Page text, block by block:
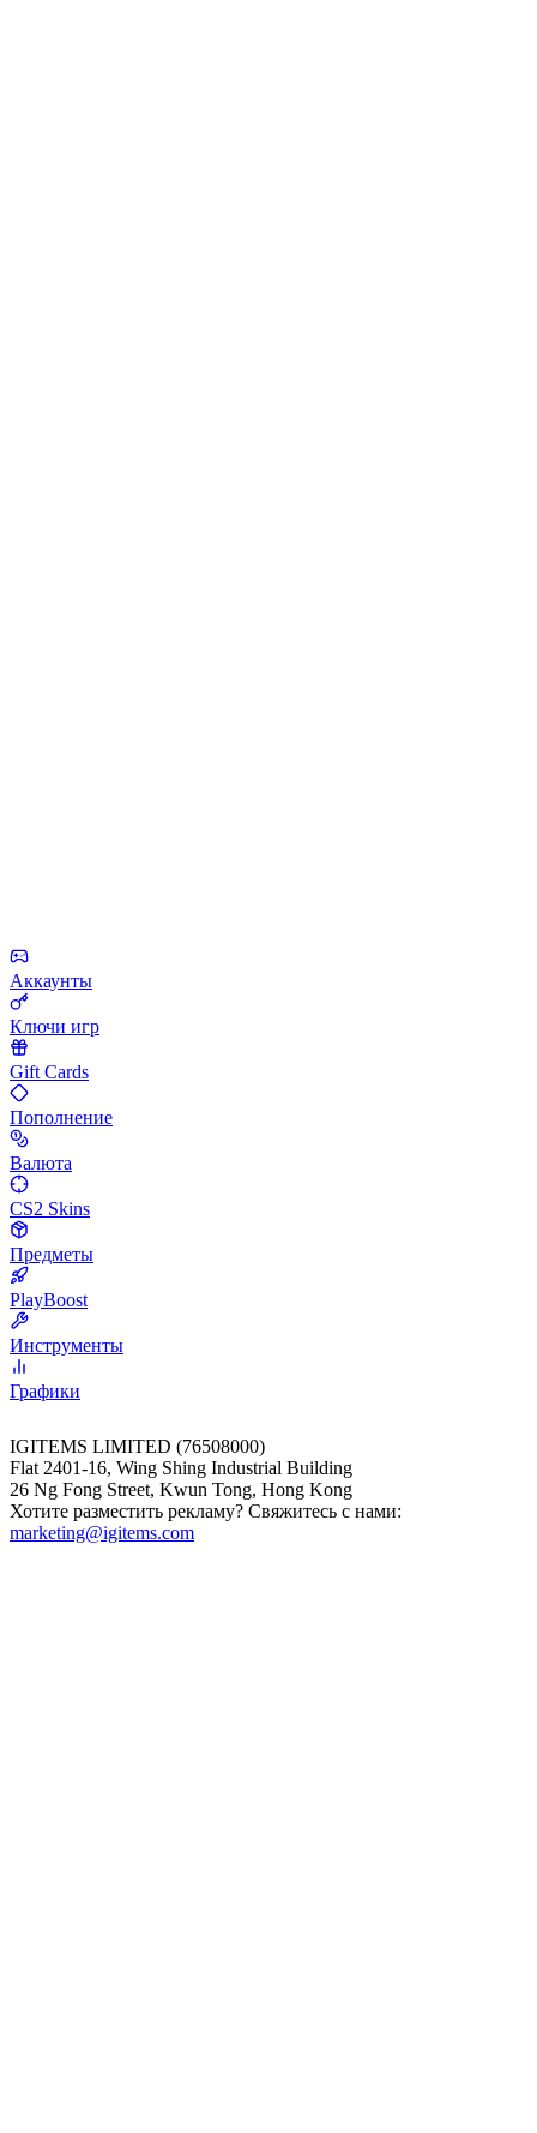
Аккаунты
Ключи игр
Gift Cards
Пополнение
Валюта
CS2 Skins
Предметы
PlayBoost
Инструменты
Графики
IGITEMS LIMITED (76508000)
Flat 2401-16, Wing Shing Industrial Building
26 Ng Fong Street, Kwun Tong, Hong Kong
Хотите разместить рекламу? Свяжитесь с нами:
marketing@igitems.com